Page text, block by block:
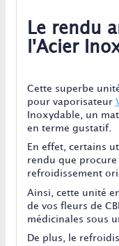
Le rendu
l'Acier
Cette superbe
pour vaporisateur
Inoxydable, un
en terme gustatif.
En effet, certains
rendu que procure
refroidissement
Ainsi, cette unité
de vos fleurs de
médicinales sous
De plus, le